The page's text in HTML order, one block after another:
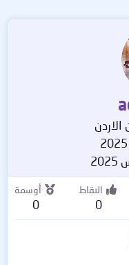
الاردن
النقاط
0
أوسمة
0